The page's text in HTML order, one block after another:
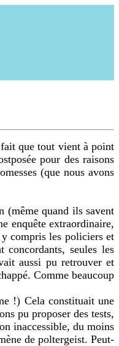
que tout vient à point
pour des raisons
(que nous avons
(même quand ils savent
enquête extraordinaire,
compris les policiers et
seules les
aussi pu retrouver et
Comme beaucoup
!) Cela constituait une
pu proposer des tests,
inaccessible, du moins
de poltergeist. Peut-